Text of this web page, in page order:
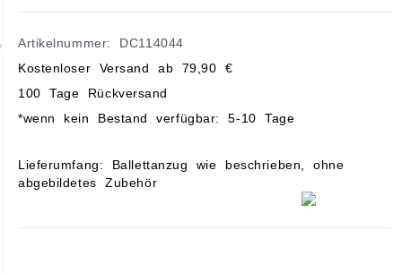
Artikelnummer: DC114044
Kostenloser Versand ab 79,90 €
100 Tage Rückversand
*wenn kein Bestand verfügbar: 5-10 Tage
Lieferumfang: Ballettanzug wie beschrieben, ohne
abgebildetes Zubehör